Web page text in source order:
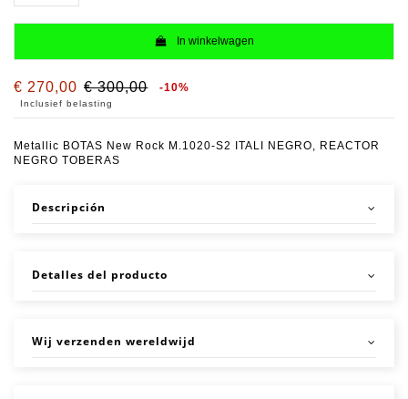
In winkelwagen
€ 270,00 € 300,00 -10%
Inclusief belasting
Metallic BOTAS New Rock M.1020-S2 ITALI NEGRO, REACTOR
NEGRO TOBERAS
Descripción
Detalles del producto
Wij verzenden wereldwijd